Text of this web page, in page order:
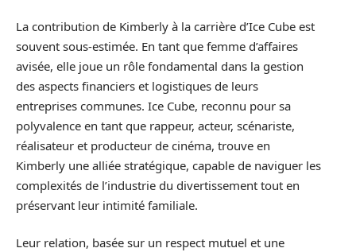
La contribution de Kimberly à la carrière d’Ice Cube est
souvent sous-estimée. En tant que femme d’affaires
avisée, elle joue un rôle fondamental dans la gestion
des aspects financiers et logistiques de leurs
entreprises communes. Ice Cube, reconnu pour sa
polyvalence en tant que rappeur, acteur, scénariste,
réalisateur et producteur de cinéma, trouve en
Kimberly une alliée stratégique, capable de naviguer les
complexités de l’industrie du divertissement tout en
préservant leur intimité familiale.
Leur relation, basée sur un respect mutuel et une